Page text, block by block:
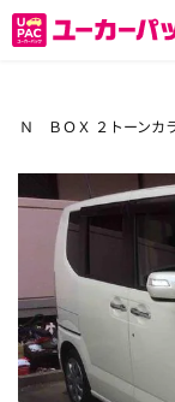
Ｎ ＢＯＸ ２トーンカ